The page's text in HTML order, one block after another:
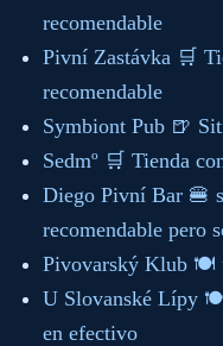
recomendable
Pivní Zastávka 🛒
recomendable
Symbiont Pub 🍺
Sedmº 🛒 Tienda
Diego Pivní Bar 🍔
recomendable pero
Pivovarský Klub 🍽️
U Slovanské Lípy 🍽️
en efectivo